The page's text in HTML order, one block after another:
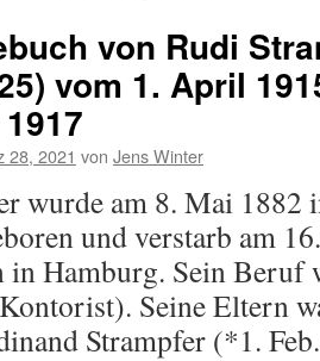
von Rudi
vom 1. April
28, 2021 von Jens Winter
wurde am 8. Mai 1882
und verstarb am
in Hamburg. Sein Beruf
Seine Eltern
Strampfer (*1.